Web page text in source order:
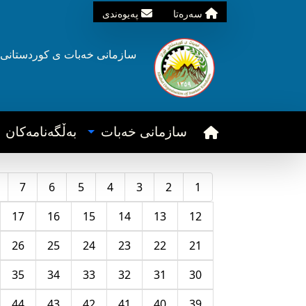
سه‌ره‌تا په‌یوه‌ندی
سازمانی خه‌بات ی کوردستانی
سازمانی خه‌بات به‌ڵگه‌نامه‌کان
1
2
3
4
5
6
7
12
13
14
15
16
17
21
22
23
24
25
26
30
31
32
33
34
35